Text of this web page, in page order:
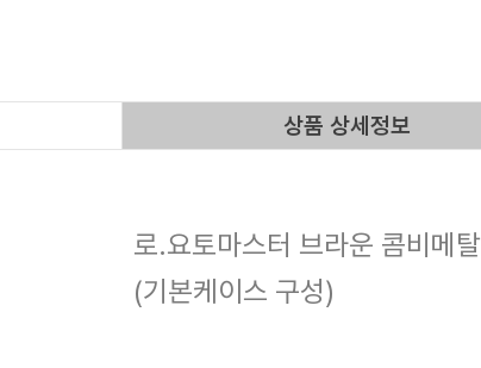
상품 상세정보
로.요토마스터 브라운 콤비메탈
(기본케이스 구성)